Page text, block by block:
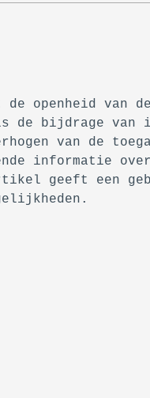
de openheid van
de bijdrage
van de
informatie
geeft een